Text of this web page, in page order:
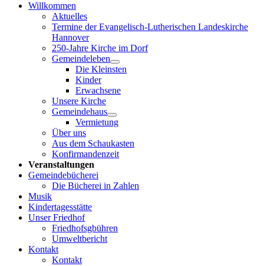
Willkommen
Aktuelles
Termine der Evangelisch-Lutherischen Landeskirche
Hannover
250-Jahre Kirche im Dorf
Gemeindeleben
Die Kleinsten
Kinder
Erwachsene
Unsere Kirche
Gemeindehaus
Vermietung
Über uns
Aus dem Schaukasten
Konfirmandenzeit
Veranstaltungen
Gemeindebücherei
Die Bücherei in Zahlen
Musik
Kindertagesstätte
Unser Friedhof
Friedhofsgbühren
Umweltbericht
Kontakt
Kontakt